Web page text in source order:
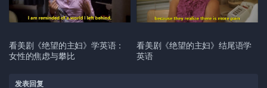
看美剧《绝望的主妇》学英语：
女性的焦虑与攀比
看美剧《绝望的主妇》结尾语学
英语
发表回复